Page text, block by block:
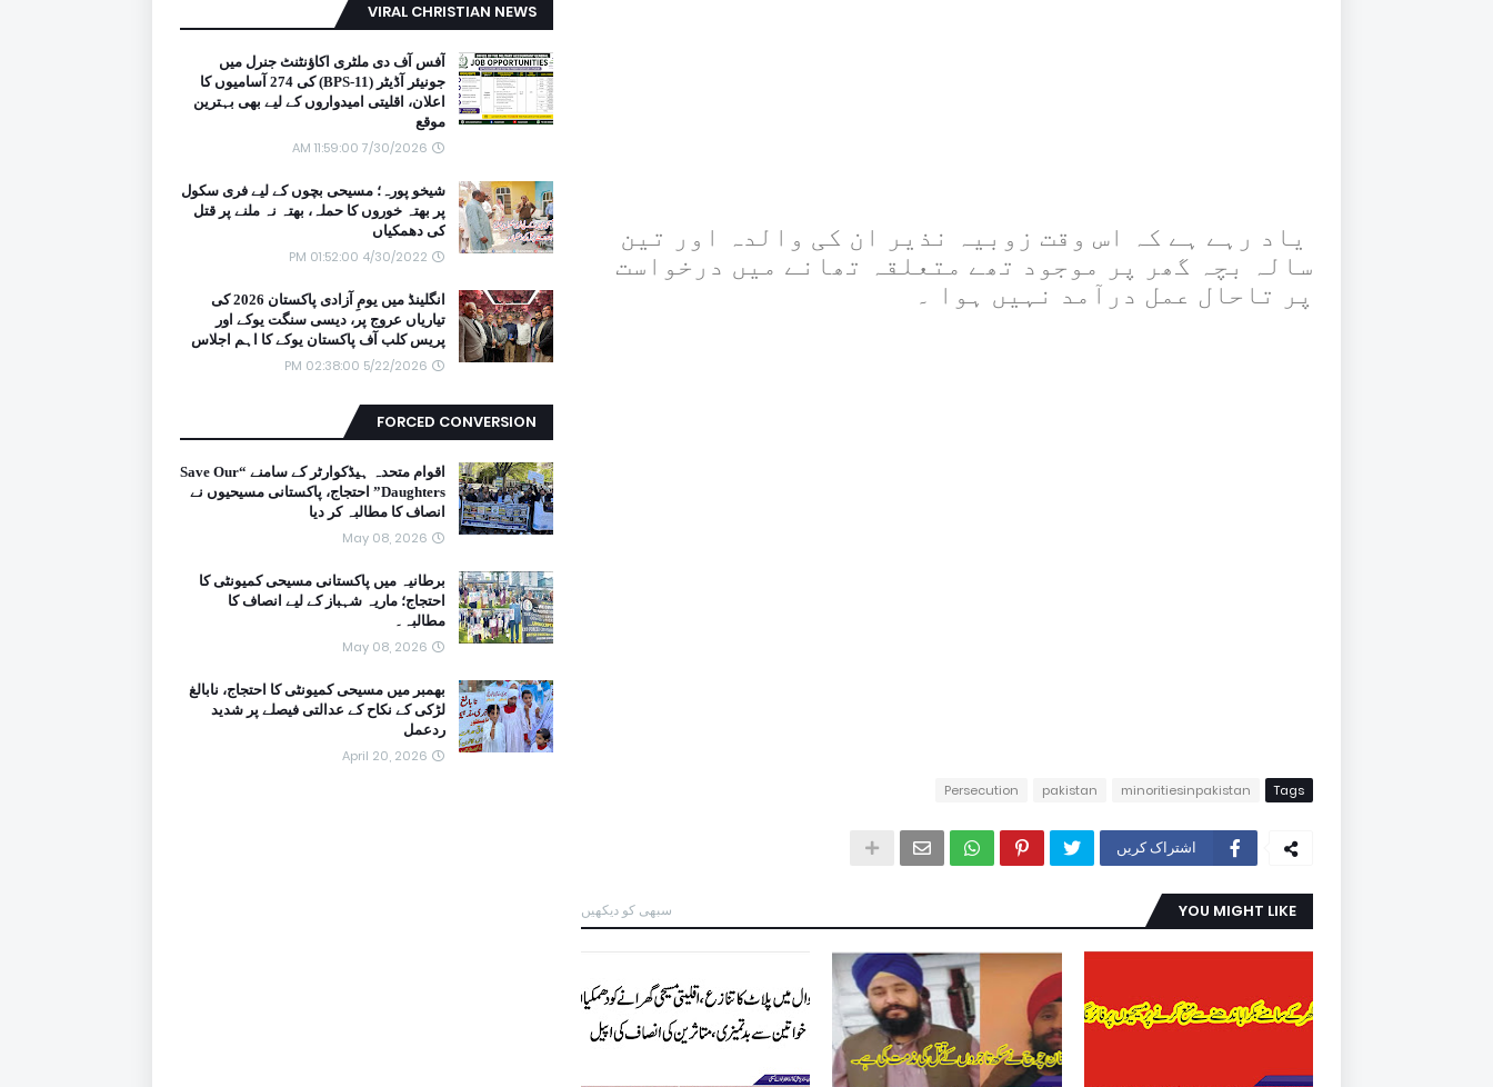
یاد رہے ہے کہ اس وقت زوبیہ نذیر ان کی والدہ اور تین
سالہ بچہ گھر پر موجود تھے متعلقہ تھانے میں درخواست
پر تاحال عمل درآمد نہیں ہوا ۔
Tags
minoritiesinpakistan
pakistan
Persecution
اشتراک کریں
YOU MIGHT LIKE سبھی کو دیکھیں
VIRAL CHRISTIAN NEWS
آفس آف دی ملٹری اکاؤنٹنٹ جنرل میں
جونیئر آڈیٹر (BPS-11) کی 274 آسامیوں کا
اعلان، اقلیتی امیدواروں کے لیے بھی بہترین
موقع
7/30/2026 11:59:00 AM
شیخو پورہ؛ مسیحی بچوں کے لیے فری سکول
پر بھتہ خوروں کا حملہ، بھتہ نہ ملنے پر قتل
کی دھمکیاں
4/30/2022 01:52:00 PM
انگلینڈ میں یومِ آزادی پاکستان 2026 کی
تیاریاں عروج پر، دیسی سنگت یوکے اور
پریس کلب آف پاکستان یوکے کا اہم اجلاس
5/22/2026 02:38:00 PM
FORCED CONVERSION
اقوام متحدہ ہیڈکوارٹر کے سامنے “Save Our
Daughters” احتجاج، پاکستانی مسیحیوں نے
انصاف کا مطالبہ کر دیا
May 08, 2026
برطانیہ میں پاکستانی مسیحی کمیونٹی کا
احتجاج؛ ماریہ شہباز کے لیے انصاف کا
مطالبہ۔
May 08, 2026
بھمبر میں مسیحی کمیونٹی کا احتجاج، نابالغ
لڑکی کے نکاح کے عدالتی فیصلے پر شدید
ردعمل
April 20, 2026